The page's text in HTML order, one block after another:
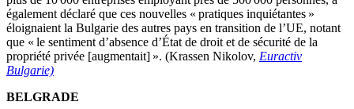
également déclaré que ces nouvelles « pratiques inquiétantes »
éloignaient la Bulgarie des autres pays en transition de l’UE, notant
que « le sentiment d’absence d’État de droit et de sécurité de la
propriété privée [augmentait] ». (Krassen Nikolov, Euractiv
Bulgarie)
BELGRADE